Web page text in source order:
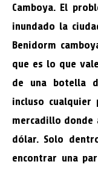
Camboya. El
inundado la
Benidorm
que es lo que
de una botella
incluso
mercadillo donde
dólar. Solo
encontrar una